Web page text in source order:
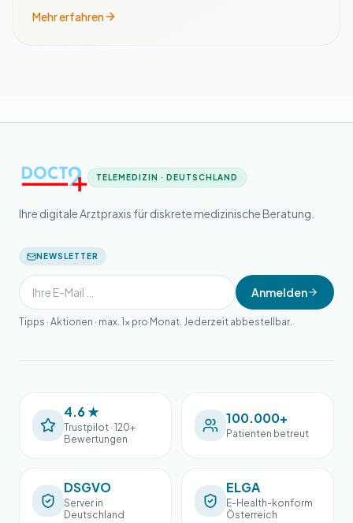
Mehr erfahren
TELEMEDIZIN · DEUTSCHLAND
Ihre digitale Arztpraxis für diskrete medizinische Beratung.
NEWSLETTER
Anmelden
Tipps · Aktionen · max. 1× pro Monat. Jederzeit abbestellbar.
4.6 ★
Trustpilot · 120+
Bewertungen
100.000+
Patienten betreut
DSGVO
Server in
Deutschland
ELGA
E-Health-konform
Österreich